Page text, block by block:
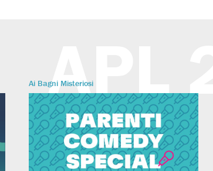
APL
Ai Bagni Misteriosi